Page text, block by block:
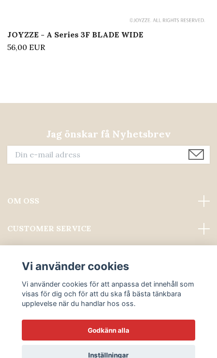
JOYZZE - A Series 3F BLADE WIDE
56,00 EUR
Jag önskar få Nyhetsbrev
OM OSS
CUSTOMER SERVICE
Sociala medier
© 2026 ALWAYS PROFESSIONAL GROOMING
Vi använder cookies
Vi använder cookies för att anpassa det innehåll som
visas för dig och för att du ska få bästa tänkbara
upplevelse när du handlar hos oss.
Godkänn alla
Inställningar